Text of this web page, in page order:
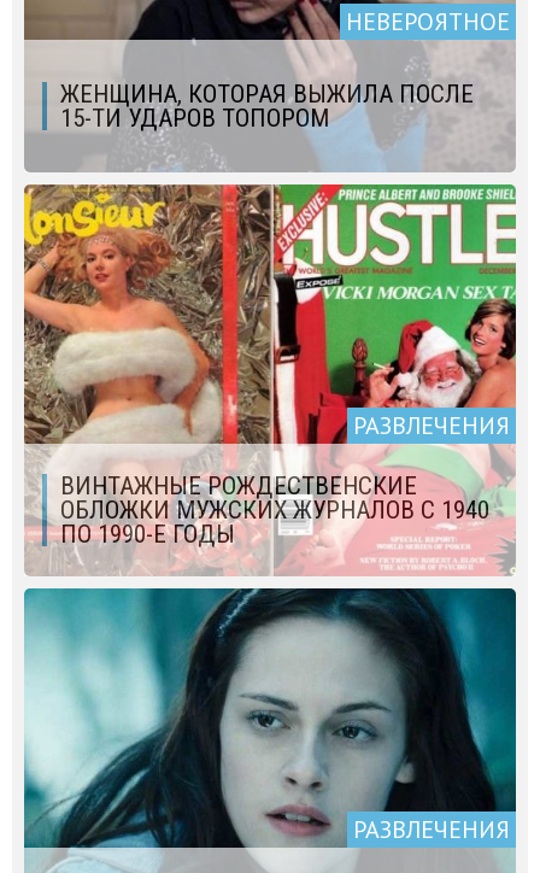
НЕВЕРОЯТНОЕ
ЖЕНЩИНА, КОТОРАЯ ВЫЖИЛА ПОСЛЕ
15-ТИ УДАРОВ ТОПОРОМ
РАЗВЛЕЧЕНИЯ
ВИНТАЖНЫЕ РОЖДЕСТВЕНСКИЕ
ОБЛОЖКИ МУЖСКИХ ЖУРНАЛОВ С 1940
ПО 1990-Е ГОДЫ
РАЗВЛЕЧЕНИЯ